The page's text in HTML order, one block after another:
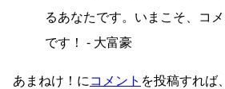
るあなたです。いまこそ、コ
です！ - 大富豪
あまねけ！に コメント を投稿すれば